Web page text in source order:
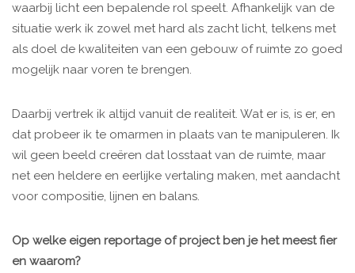
waarbij licht een bepalende rol speelt. Afhankelijk van de
situatie werk ik zowel met hard als zacht licht, telkens met
als doel de kwaliteiten van een gebouw of ruimte zo goed
mogelijk naar voren te brengen.
Daarbij vertrek ik altijd vanuit de realiteit. Wat er is, is er, en
dat probeer ik te omarmen in plaats van te manipuleren. Ik
wil geen beeld creëren dat losstaat van de ruimte, maar
net een heldere en eerlijke vertaling maken, met aandacht
voor compositie, lijnen en balans.
Op welke eigen reportage of project ben je het meest fier
en waarom?